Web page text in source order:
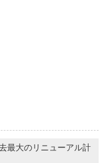
最大のリニューアル計